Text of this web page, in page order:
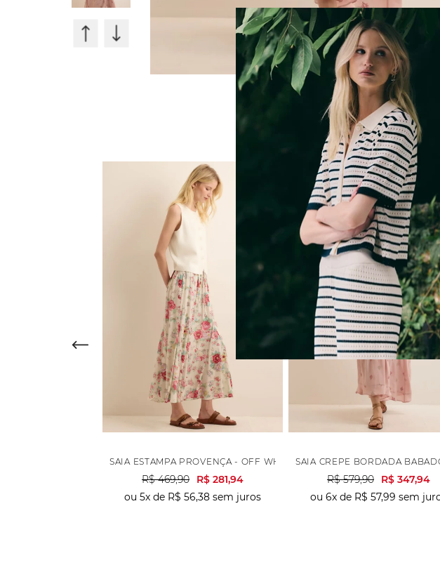
SAIA ESTAMPA PROVENÇA - OFF WHITE
R$ 469,90 R$ 281,94
ou 5x de R$ 56,38 sem juros
SAIA CREPE BORDADA
R$ 579,90 R$ 347,94
ou 6x de R$ 57,99 sem